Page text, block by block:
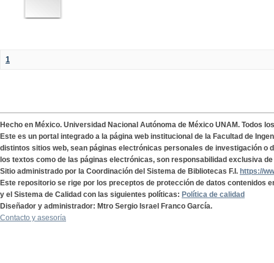
1
Hecho en México. Universidad Nacional Autónoma de México UNAM. Todos
Este es un portal integrado a la página web institucional de la Facultad de
distintos sitios web, sean páginas electrónicas personales de investigación o
los textos como de las páginas electrónicas, son responsabilidad exclusiva
Sitio administrado por la Coordinación del Sistema de Bibliotecas F.I. https://
Este repositorio se rige por los preceptos de protección de datos contenidos
y el Sistema de Calidad con las siguientes políticas: Política de calidad
Diseñador y administrador: Mtro Sergio Israel Franco García.
Contacto y asesoría